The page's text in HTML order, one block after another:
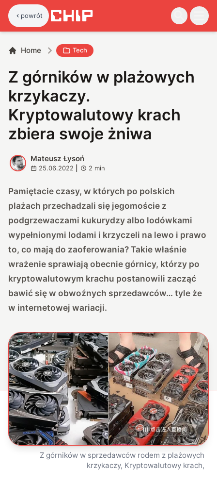
powrót
Home Tech
Z górników w plażowych
krzykaczy.
Kryptowalutowy krach
zbiera swoje żniwa
M
Mateusz Łysoń
25.06.2022 2 min
Pamiętacie czasy, w których po polskich
plażach przechadzali się jegomoście z
podgrzewaczami kukurydzy albo lodówkami
wypełnionymi lodami i krzyczeli na lewo i prawo
to, co mają do zaoferowania? Takie właśnie
wrażenie sprawiają obecnie górnicy, którzy po
kryptowalutowym krachu postanowili zacząć
bawić się w obwoźnych sprzedawców… tyle że
w internetowej wariacji.
Z górników w sprzedawców rodem z plażowych
krzykaczy, Kryptowalutowy krach,